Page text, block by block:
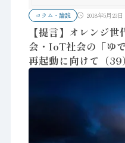
コラム・論説 2018年5月23日
【提言】オレンジ
会・IoT社会の「ゆ
再起動に向けて（39）